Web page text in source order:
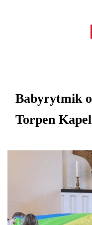
Babyrytmik
Torpen